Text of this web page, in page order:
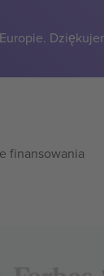
finansowania